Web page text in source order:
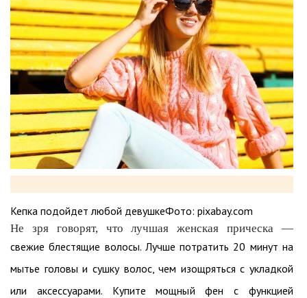
Кепка подойдет любой девушкеФото: pixabay.com
Не зря говорят, что лучшая женская прическа —
свежие блестящие волосы. Лучше потратить 20 минут на
мытье головы и сушку волос, чем изощряться с укладкой
или аксессуарами. Купите мощный фен с функцией